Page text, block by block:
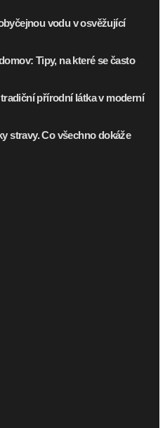
vodu v osvěžující
Tipy, na které se často
přírodní látka v moderní
stravy. Co všechno dokáže